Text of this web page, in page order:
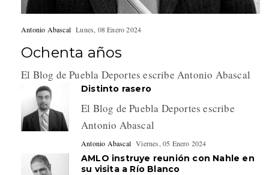
Antonio Abascal Lunes, 08 Enero 2024
Ochenta años
El Blog de Puebla Deportes escribe Antonio Abascal
Distinto rasero
El Blog de Puebla Deportes escribe
Antonio Abascal
Antonio Abascal Viernes, 05 Enero 2024
AMLO instruye reunión con Nahle en
su visita a Río Blanco